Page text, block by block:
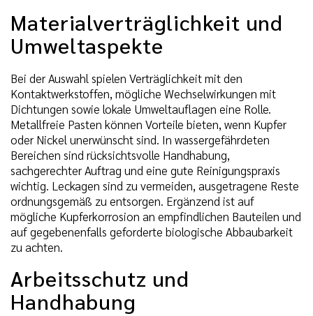
Materialverträglichkeit und
Umweltaspekte
Bei der Auswahl spielen Verträglichkeit mit den
Kontaktwerkstoffen, mögliche Wechselwirkungen mit
Dichtungen sowie lokale Umweltauflagen eine Rolle.
Metallfreie Pasten können Vorteile bieten, wenn Kupfer
oder Nickel unerwünscht sind. In wassergefährdeten
Bereichen sind rücksichtsvolle Handhabung,
sachgerechter Auftrag und eine gute Reinigungspraxis
wichtig. Leckagen sind zu vermeiden, ausgetragene Reste
ordnungsgemäß zu entsorgen. Ergänzend ist auf
mögliche Kupferkorrosion an empfindlichen Bauteilen und
auf gegebenenfalls geforderte biologische Abbaubarkeit
zu achten.
Arbeitsschutz und
Handhabung